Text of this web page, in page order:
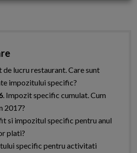
de lucru restaurant. Care sunt
impozitului specific?
. Impozit specific cumulat. Cum
2017?
si impozitul specific pentru anul
plati?
specific pentru activitati